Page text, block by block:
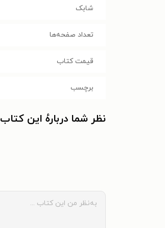
شابک
تعداد صفحه‌ها
قیمت کتاب
برچسب
نظر شما دربارهٔ این کتاب